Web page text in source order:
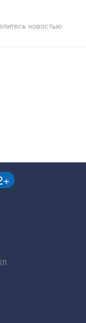
новостью
Л